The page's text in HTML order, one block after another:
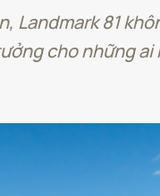
Landmark 81
cho những